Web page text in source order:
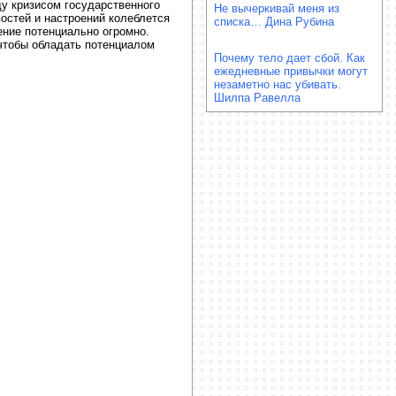
государственного
и настроений колеблется
потенциально огромно.
обладать потенциалом
Не вычеркивай меня из
списка… Дина Рубина
Почему тело дает сбой. Как
ежедневные привычки могут
незаметно нас убивать.
Шилпа Равелла